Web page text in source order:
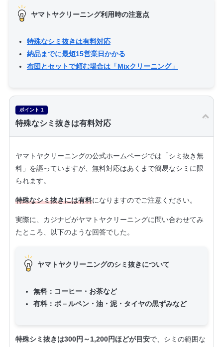
ヤマトヤクリーニング利用時の注意点
特殊なシミ抜きは有料対応
納品までに最短15営業日かかる
布団とセットで頼む場合は「Mixクリーニング」
ポイント 1
特殊なシミ抜きは有料対応
ヤマトヤクリーニングの公式ホームページでは「シミ抜き無
料」を謳っていますが、無料対応はあくまで簡易なシミに限
られます。
特殊なシミ抜きには有料になりますのでご注意ください。
実際に、カジナビがヤマトヤクリーニングに問い合わせてみ
たところ、以下のような回答でした。
ヤマトヤクリーニングのシミ抜きについて
無料：コーヒー・お茶など
有料：ボ－ルペン・油・泥・タイヤの黒ずみなど
特殊シミ抜きは300円～1,200円ほどが目安で、シミの範囲な